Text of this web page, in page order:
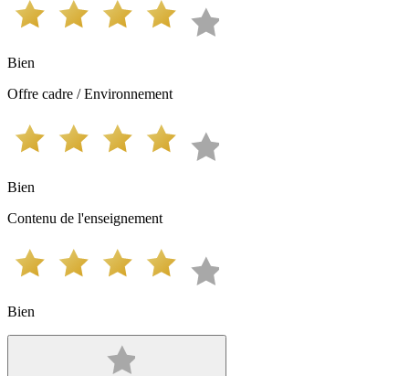
Bien
Offre cadre / Environnement
Bien
Contenu de l'enseignement
Bien